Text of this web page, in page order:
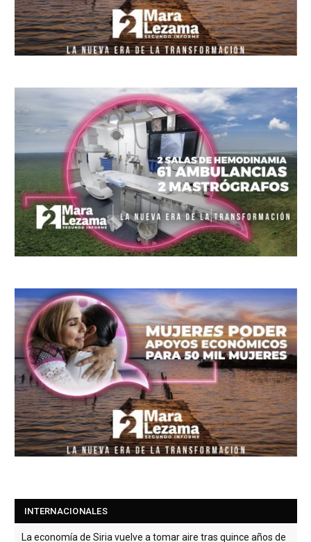
INTERNACIONALES
La economía de Siria vuelve a tomar aire tras quince años de